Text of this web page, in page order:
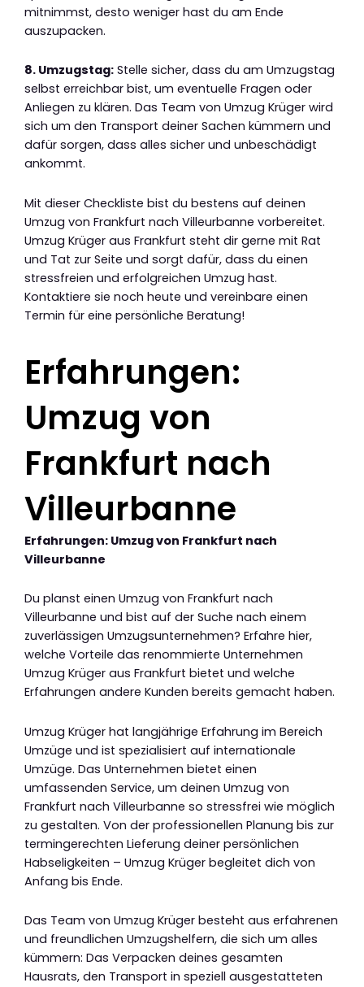
mitnimmst, desto weniger hast du am Ende
auszupacken.
8. Umzugstag: Stelle sicher, dass du am Umzugstag
selbst erreichbar bist, um eventuelle Fragen oder
Anliegen zu klären. Das Team von Umzug Krüger wird
sich um den Transport deiner Sachen kümmern und
dafür sorgen, dass alles sicher und unbeschädigt
ankommt.
Mit dieser Checkliste bist du bestens auf deinen
Umzug von Frankfurt nach Villeurbanne vorbereitet.
Umzug Krüger aus Frankfurt steht dir gerne mit Rat
und Tat zur Seite und sorgt dafür, dass du einen
stressfreien und erfolgreichen Umzug hast.
Kontaktiere sie noch heute und vereinbare einen
Termin für eine persönliche Beratung!
Erfahrungen:
Umzug von
Frankfurt nach
Villeurbanne
Erfahrungen: Umzug von Frankfurt nach
Villeurbanne
Du planst einen Umzug von Frankfurt nach
Villeurbanne und bist auf der Suche nach einem
zuverlässigen Umzugsunternehmen? Erfahre hier,
welche Vorteile das renommierte Unternehmen
Umzug Krüger aus Frankfurt bietet und welche
Erfahrungen andere Kunden bereits gemacht haben.
Umzug Krüger hat langjährige Erfahrung im Bereich
Umzüge und ist spezialisiert auf internationale
Umzüge. Das Unternehmen bietet einen
umfassenden Service, um deinen Umzug von
Frankfurt nach Villeurbanne so stressfrei wie möglich
zu gestalten. Von der professionellen Planung bis zur
termingerechten Lieferung deiner persönlichen
Habseligkeiten – Umzug Krüger begleitet dich von
Anfang bis Ende.
Das Team von Umzug Krüger besteht aus erfahrenen
und freundlichen Umzugshelfern, die sich um alles
kümmern: Das Verpacken deines gesamten
Hausrats, den Transport in speziell ausgestatteten